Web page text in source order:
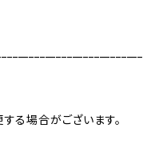
る場合がございます。